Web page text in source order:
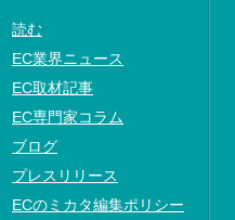
読む
EC業界ニュース
EC取材記事
EC専門家コラム
ブログ
プレスリリース
ECのミカタ編集ポリシー